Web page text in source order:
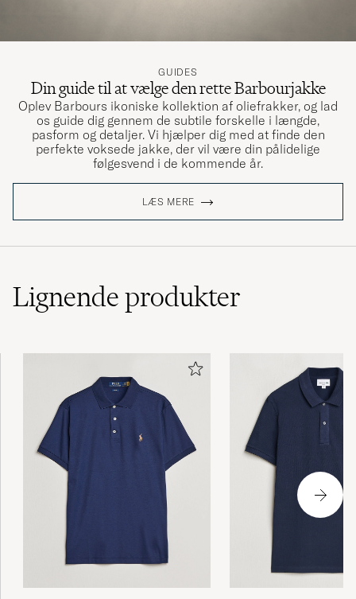
GUIDES
Din guide til at vælge den rette Barbourjakke
Oplev Barbours ikoniske kollektion af oliefrakker, og lad
os guide dig gennem de subtile forskelle i længde,
pasform og detaljer. Vi hjælper dig med at finde den
perfekte voksede jakke, der vil være din pålidelige
følgesvend i de kommende år.
LÆS MERE
Lignendeprodukter